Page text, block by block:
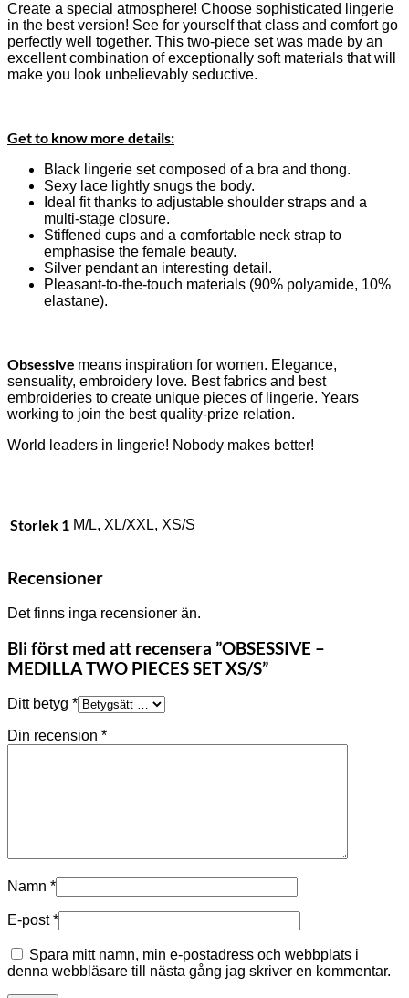
Create a special atmosphere! Choose sophisticated lingerie
in the best version! See for yourself that class and comfort go
perfectly well together. This two-piece set was made by an
excellent combination of exceptionally soft materials that will
make you look unbelievably seductive.
Get to know more details:
Black lingerie set composed of a bra and thong.
Sexy lace lightly snugs the body.
Ideal fit thanks to adjustable shoulder straps and a
multi-stage closure.
Stiffened cups and a comfortable neck strap to
emphasise the female beauty.
Silver pendant an interesting detail.
Pleasant-to-the-touch materials (90% polyamide, 10%
elastane).
Obsessive means inspiration for women. Elegance,
sensuality, embroidery love. Best fabrics and best
embroideries to create unique pieces of lingerie. Years
working to join the best quality-prize relation.
World leaders in lingerie! Nobody makes better!
Storlek 1 M/L, XL/XXL, XS/S
Recensioner
Det finns inga recensioner än.
Bli först med att recensera ”OBSESSIVE –
MEDILLA TWO PIECES SET XS/S”
Ditt betyg *
Din recension *
Namn *
E-post*
Spara mitt namn, min e-postadress och webbplats i
denna webbläsare till nästa gång jag skriver en kommentar.